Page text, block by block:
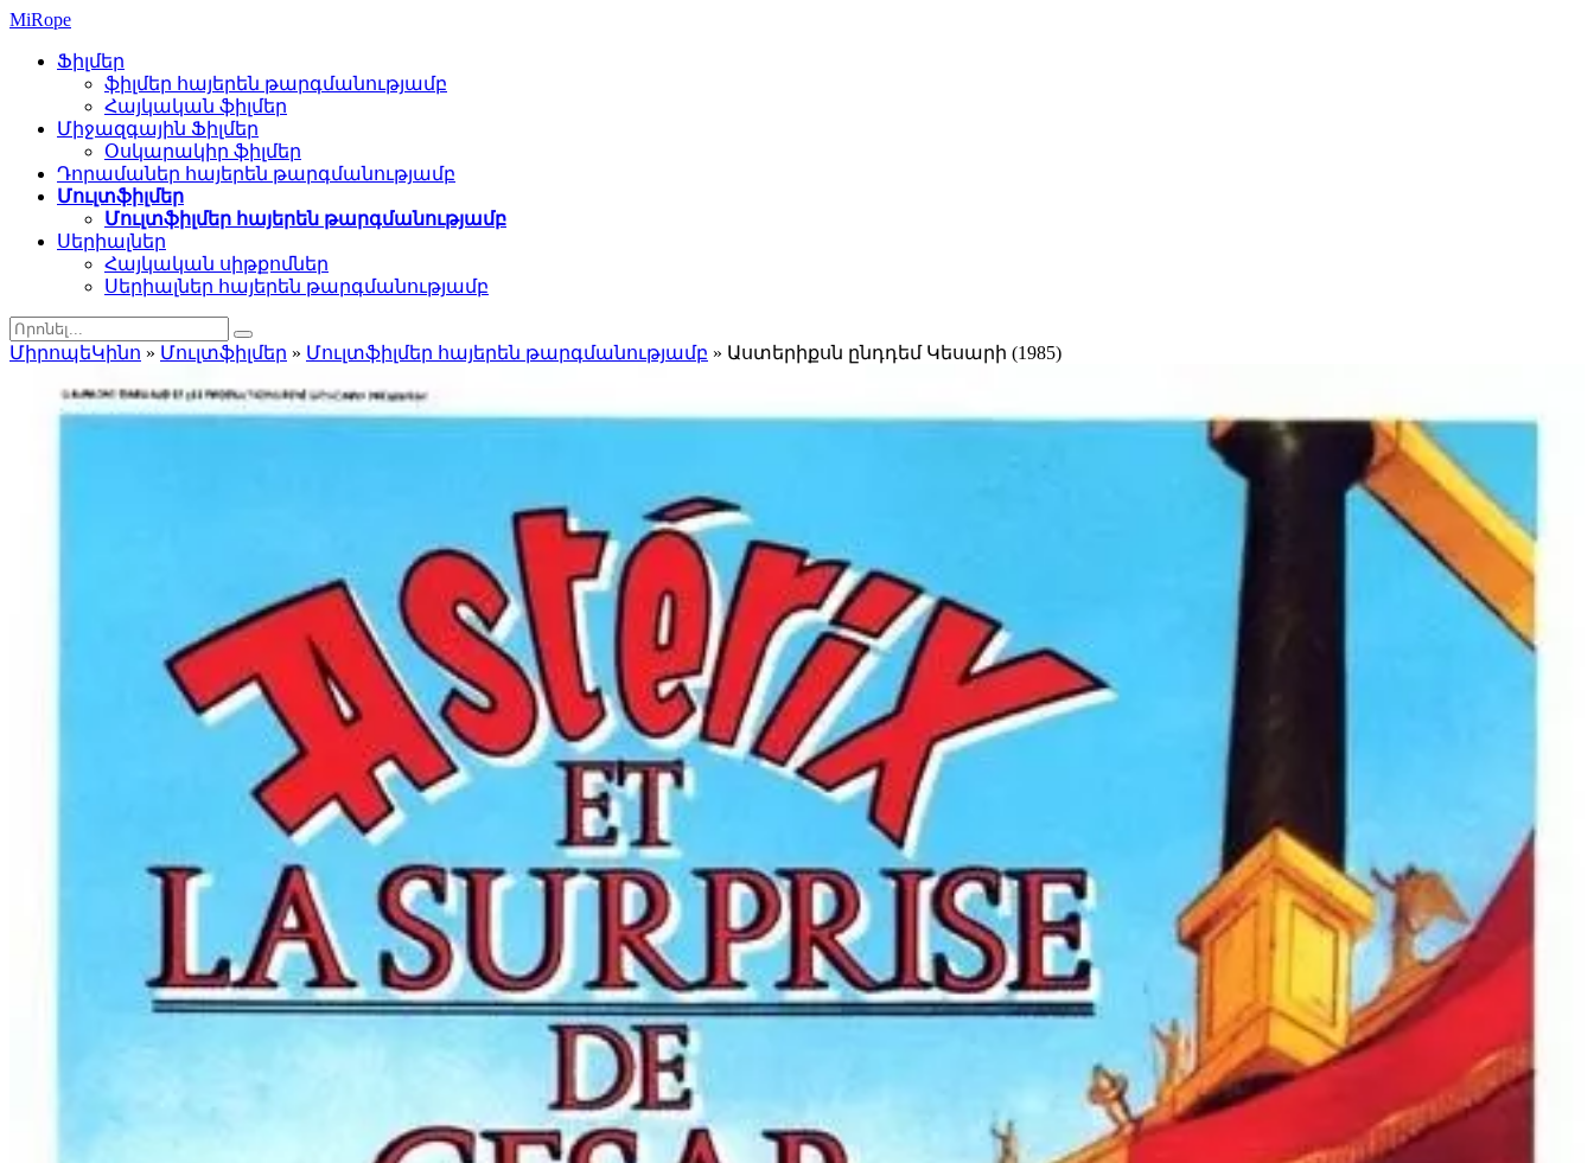
MiRope
Ֆիլմեր
ֆիլմեր հայերեն թարգմանությամբ
Հայկական ֆիլմեր
Միջազգային Ֆիլմեր
Օսկարակիր ֆիլմեր
Դորամաներ հայերեն թարգմանությամբ
Մուլտֆիլմեր
Մուլտֆիլմեր հայերեն թարգմանությամբ
Սերիալներ
Հայկական սիթքոմներ
Սերիալներ հայերեն թարգմանությամբ
ՄիրոպեԿինո » Մուլտֆիլմեր » Մուլտֆիլմեր հայերեն թարգմանությամբ » Աստերիքսն ընդդեմ Կեսարի (1985)